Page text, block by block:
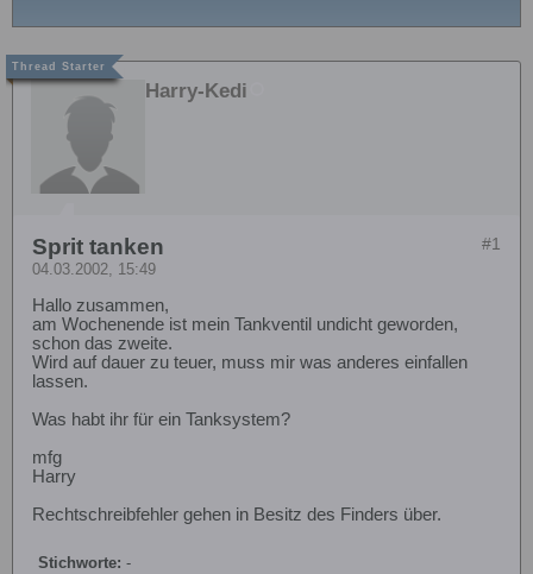
Harry-Kedi
#1
Sprit tanken
04.03.2002, 15:49
Hallo zusammen,
am Wochenende ist mein Tankventil undicht geworden,
schon das zweite.
Wird auf dauer zu teuer, muss mir was anderes einfallen
lassen.
Was habt ihr für ein Tanksystem?
mfg
Harry
Rechtschreibfehler gehen in Besitz des Finders über.
Stichworte: -